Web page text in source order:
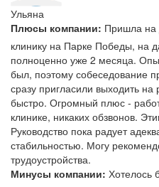
Ульяна
Плюсы компании: Пришла на
клинику на Парке Победы, на
полноценно уже 2 месяца.
был, поэтому собеседование
сразу пригласили выходить
быстро. Огромный плюс -
клинике, никаких обзвонов.
Руководство пока радует
стабильностью. Могу
трудоустройства.
Минусы компании: Хотелось